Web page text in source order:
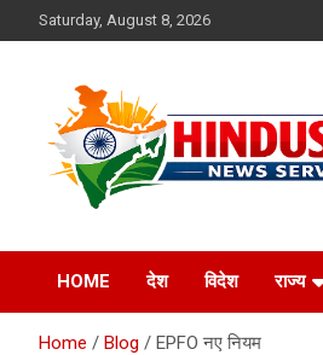
to
Saturday, August 8, 2026
Hindustan
Service
HOME देश विदेश राज्य
Home Blog EPFO नए नियम